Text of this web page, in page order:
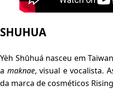
SHUHUA
Yèh Shūhuá nasceu em
a maknae, visual e vocalista.
da marca de cosméticos